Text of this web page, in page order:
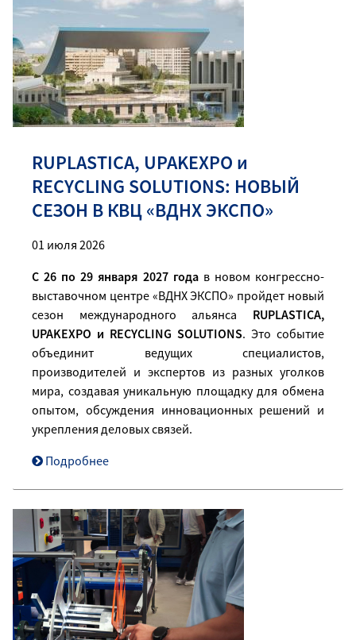
RUPLASTICA, UPAKEXPO и
RECYCLING SOLUTIONS: НОВЫЙ
СЕЗОН В КВЦ «ВДНХ ЭКСПО»
01 июля 2026
С 26 по 29 января 2027 годав новом конгрессно-
выставочном центре «ВДНХ ЭКСПО» пройдет новый
сезон международного альянса RUPLASTICA,
UPAKEXPO и RECYCLING SOLUTIONS. Это событие
объединит ведущих специалистов,
производителей и экспертов из разных уголков
мира, создавая уникальную площадку для обмена
опытом, обсуждения инновационных решений и
укрепления деловых связей.
Подробнее